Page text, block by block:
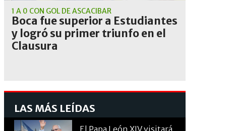
1 A 0 CON GOL DE ASCACÍBAR
Boca fue superior a Estudiantes
y logró su primer triunfo en el
Clausura
LAS MÁS LEÍDAS
El Papa León XIV visitará